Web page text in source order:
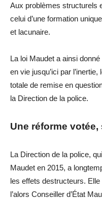
Aux problèmes structurels
celui d’une formation
et lacunaire.
La loi Maudet a ainsi
en vie jusqu’ici par
totale de remise en
la Direction de la police.
Une réforme votée,
La Direction de la police,
Maudet en 2015, a
les effets destructeurs. Elle
l’alors Conseiller d’État